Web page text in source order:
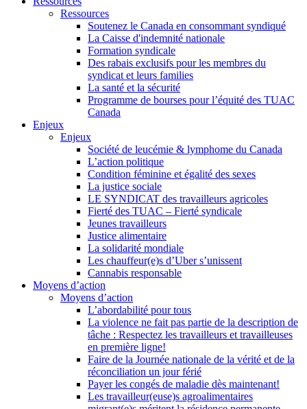
Ressources
Soutenez le Canada en consommant syndiqué
La Caisse d'indemnité nationale
Formation syndicale
Des rabais exclusifs pour les membres du
syndicat et leurs families
La santé et la sécurité
Programme de bourses pour l’équité des TUAC
Canada
Enjeux
Enjeux
Société de leucémie & lymphome du Canada
L’action politique
Condition féminine et égalité des sexes
La justice sociale
LE SYNDICAT des travailleurs agricoles
Fierté des TUAC – Fierté syndicale
Jeunes travailleurs
Justice alimentaire
La solidarité mondiale
Les chauffeur(e)s d’Uber s’unissent
Cannabis responsable
Moyens d’action
Moyens d’action
L’abordabilité pour tous
La violence ne fait pas partie de la description de
tâche : Respectez les travailleurs et travailleuses
en première ligne!
Faire de la Journée nationale de la vérité et de la
réconciliation un jour férié
Payer les congés de maladie dès maintenant!
Les travailleur(euse)s agroalimentaires